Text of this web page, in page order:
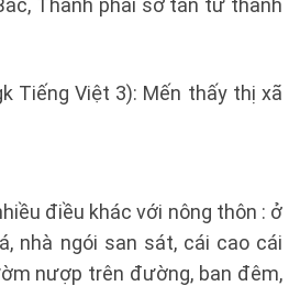
Thành phải sơ tán từ thành
Tiếng Việt 3): Mến thấy thị xã
điều khác với nông thôn : ở
nhà ngói san sát, cái cao cái
nượp trên đường, ban đêm,